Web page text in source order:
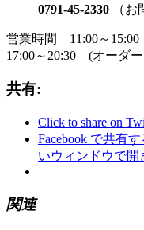
0791-45-2330 （お
営業時間 11:00～15:00
17:00～20:30 (オーダ
共有:
Click to share on
Facebook で共有
いウィンドウで開
関連